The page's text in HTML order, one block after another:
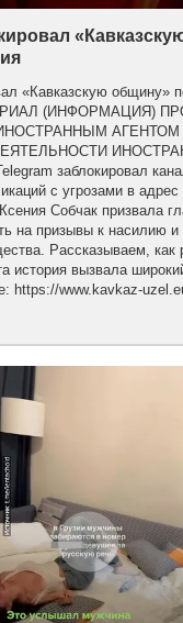
«Кавказскую общину»
(ИНФОРМАЦИЯ)
заблокировал
с угрозами в
Собчак призвала
на призывы к насилию и
Рассказываем, как
история вызвала
https://www.kavkaz-